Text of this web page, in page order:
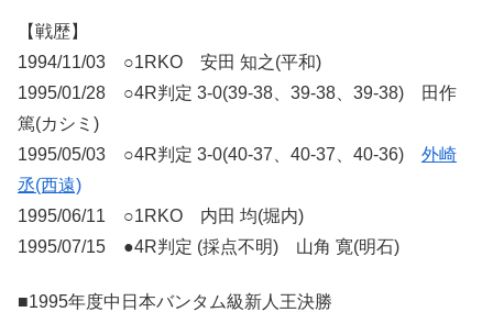
【戦歴】
1994/11/03 ○1RKO 安田 知之(平和)
1995/01/28 ○4R判定 3-0(39-38、39-38、39-38) 田作
篤(カシミ)
1995/05/03 ○4R判定 3-0(40-37、40-37、40-36) 外崎
丞(西遠)
1995/06/11 ○1RKO 内田 均(堀内)
1995/07/15 ●4R判定 (採点不明) 山角 寛(明石)
■1995年度中日本バンタム級新人王決勝